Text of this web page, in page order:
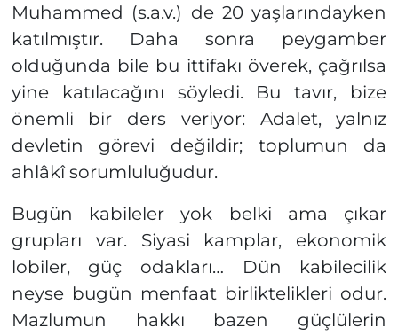
Muhammed (s.a.v.) de 20 yaşlarındayken
katılmıştır. Daha sonra peygamber
olduğunda bile bu ittifakı överek, çağrılsa
yine katılacağını söyledi. Bu tavır, bize
önemli bir ders veriyor: Adalet, yalnız
devletin görevi değildir; toplumun da
ahlâkî sorumluluğudur.
Bugün kabileler yok belki ama çıkar
grupları var. Siyasi kamplar, ekonomik
lobiler, güç odakları… Dün kabilecilik
neyse bugün menfaat birliktelikleri odur.
Mazlumun hakkı bazen güçlülerin